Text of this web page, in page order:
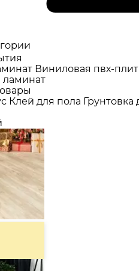
Виниловая пвх-
Клей для пола Грунтовка